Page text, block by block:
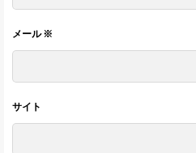
メール※
サイト